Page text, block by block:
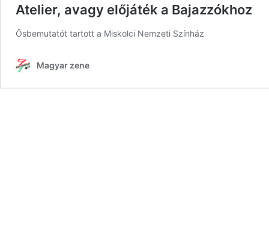
Atelier, avagy előjáték a Bajazzókhoz
Ősbemutatót tartott a Miskolci Nemzeti Színház
Magyar zene